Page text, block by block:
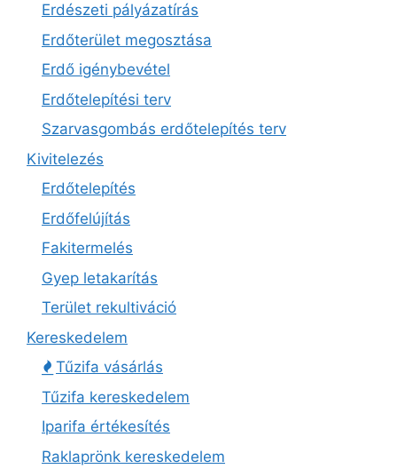
Erdészeti pályázatírás
Erdőterület megosztása
Erdő igénybevétel
Erdőtelepítési terv
Szarvasgombás erdőtelepítés terv
Kivitelezés
Erdőtelepítés
Erdőfelújítás
Fakitermelés
Gyep letakarítás
Terület rekultiváció
Kereskedelem
Tűzifa vásárlás
Tűzifa kereskedelem
Iparifa értékesítés
Raklaprönk kereskedelem